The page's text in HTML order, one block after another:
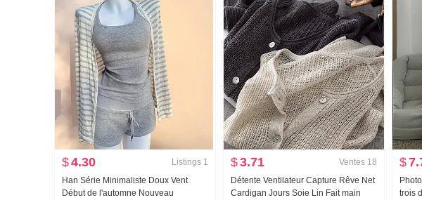
$4.30 Listings 1
Han Série Minimaliste Doux Vent
Début de l'automne Nouveau
$3.71 Ventes 18
Détente Ventilateur Capture Rêve Net
Cardigan Jours Soie Lin Fait main
$
trois